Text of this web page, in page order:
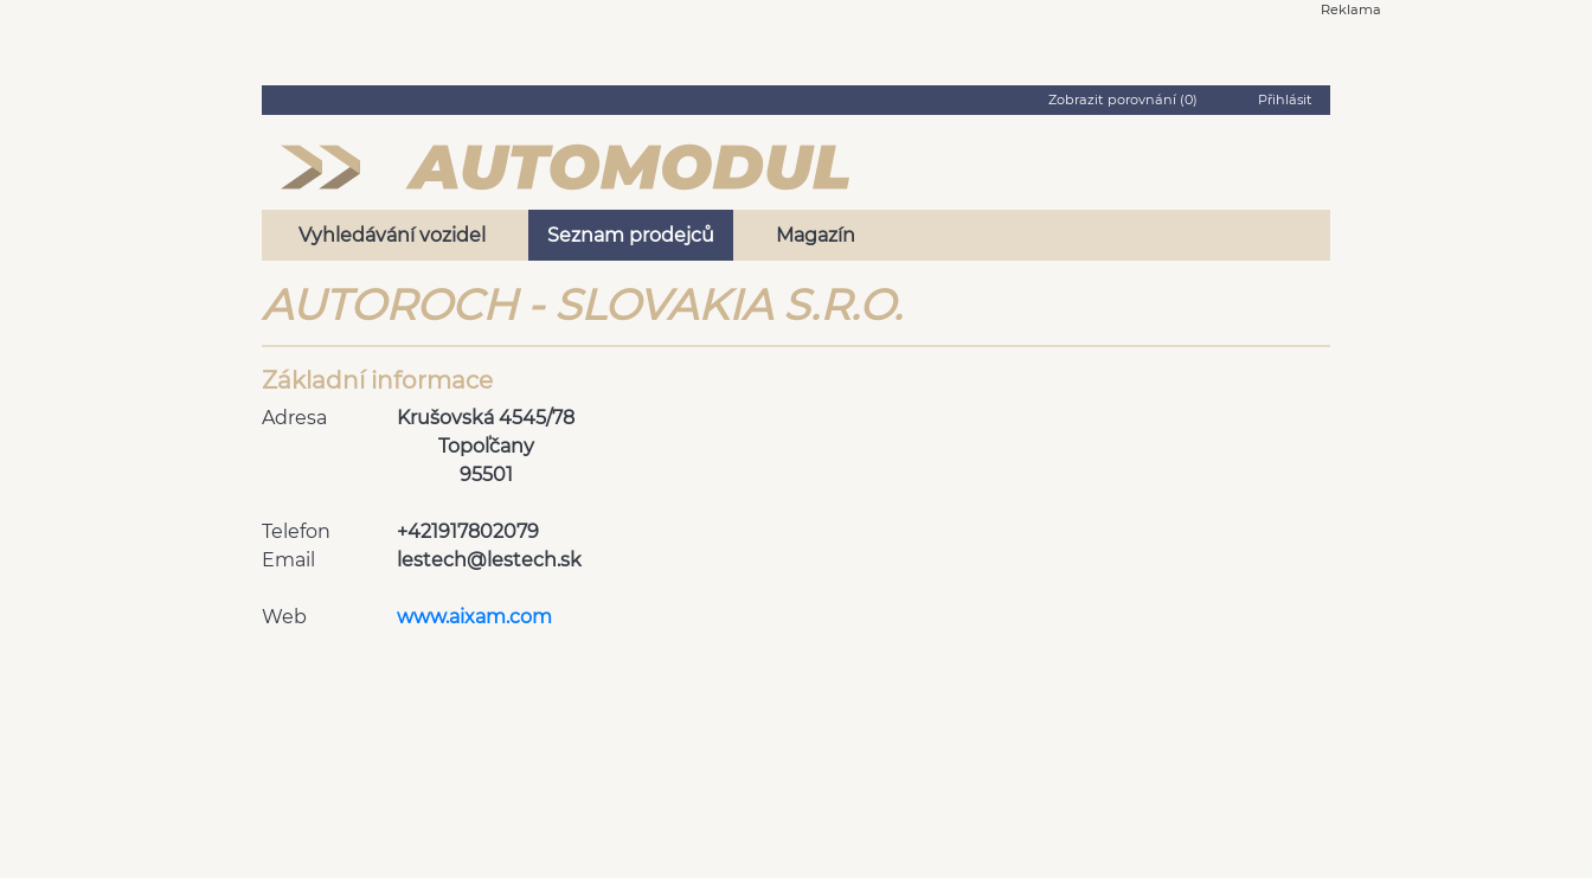
Reklama
Zobrazit porovnání (0) Přihlásit
Vyhledávání vozidel Seznam prodejců Magazín
AUTOROCH - SLOVAKIA S.R.O.
Základní informace
Adresa
Krušovská 4545/78
Topoľčany
95501
Telefon
+421917802079
Email
lestech@lestech.sk
Web www.aixam.com